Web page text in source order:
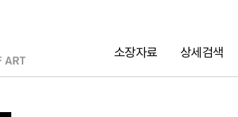
소장자료 상세검색